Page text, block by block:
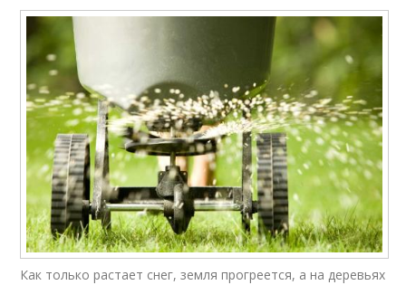
Как только растает снег, земля прогреется, а на деревьях